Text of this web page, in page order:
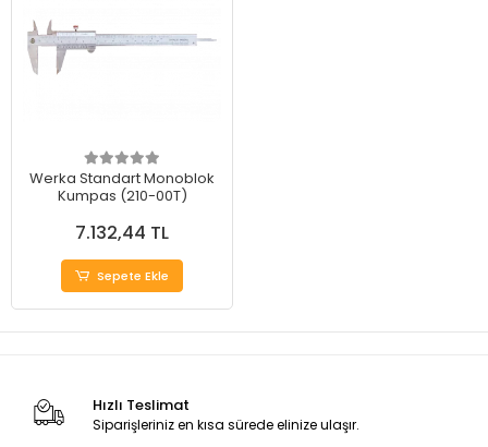
Werka Standart Monoblok
Kumpas (210-00T)
7.132,44 TL
Sepete Ekle
Hızlı Teslimat
Siparişleriniz en kısa sürede elinize ulaşır.